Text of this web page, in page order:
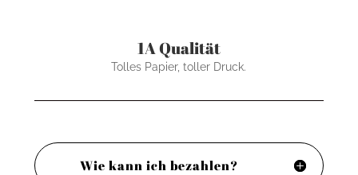
1A Qualität
Tolles Papier, toller Druck.
Wie kann ich bezahlen?